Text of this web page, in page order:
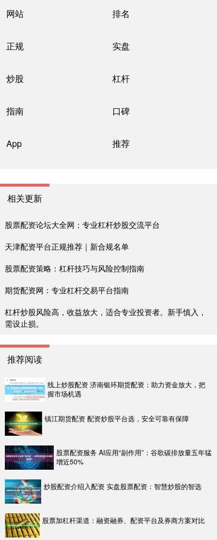
网站 排名
正规 实盘
炒股 杠杆
指南 口碑
App 推荐
相关更新
股票配资论坛大全网：专业杠杆炒股交流平台
天津配资平台正规推荐｜新合规名单
股票配资策略：杠杆技巧与风险控制指南
期货配资网：专业杠杆交易平台指南
杠杆炒股风险高，收益放大，适合专业投资者。新手慎入，
需设止损。
推荐阅读
线上炒股配资 济南银环期货配资：助力资金放大，把
握市场机遇
镇江期货配资 配资炒股平台选，安全可靠有保障
股票配资服务 AI应用“副作用”：谷歌碳排放量五年猛
增近50%
炒股配资介绍入配资 实盘股票配资：智慧炒股的智选
股票加杠杆渠道：融资融券、配资平台及券商方案对比